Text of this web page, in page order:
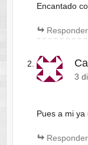
Encantado
Responder
3
Pues a mi
Responder